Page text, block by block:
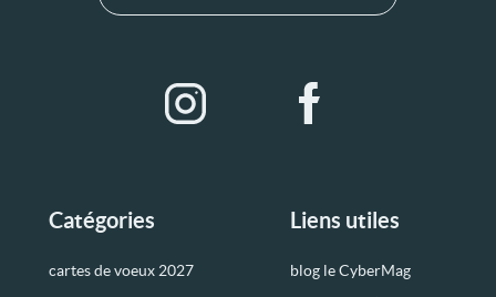
Catégories
cartes de voeux 2027
Liens utiles
blog le CyberMag